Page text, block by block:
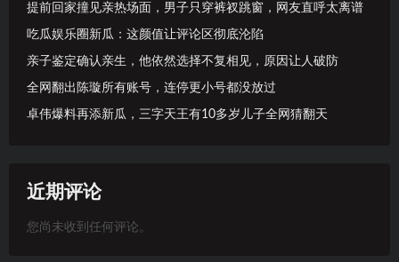
提前回家撞见亲热场面，男子只穿裤衩跳窗，网友直呼太离谱
吃瓜娱乐圈新瓜：这颜值让评论区彻底沦陷
亲子鉴定确认亲生，他依然选择不复相见，原因让人破防
全网翻出陈璇所有账号，连停更小号都没放过
卓伟爆料再添新瓜，三字天王有10多岁儿子全网猜翻天
近期评论
您尚未收到任何评论。